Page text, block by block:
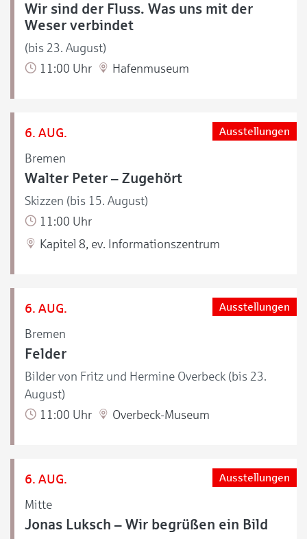
Wir sind der Fluss. Was uns mit der
Weser verbindet
(bis 23. August)
11:00 Uhr
Hafenmuseum
6. AUG.
Bremen
Ausstellungen
Walter Peter – Zugehört
Skizzen (bis 15. August)
11:00 Uhr
Kapitel 8, ev. Informationszentrum
6. AUG.
Bremen
Ausstellungen
Felder
Bilder von Fritz und Hermine Overbeck (bis 23.
August)
11:00 Uhr
Overbeck-Museum
6. AUG.
Mitte
Ausstellungen
Jonas Luksch – Wir begrüßen ein Bild